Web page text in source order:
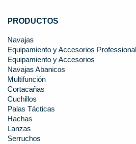
PRODUCTOS
Navajas
Equipamiento y Accesorios Professional
Equipamiento y Accesorios
Navajas Abanicos
Multifunción
Cortacañas
Cuchillos
Palas Tácticas
Hachas
Lanzas
Serruchos